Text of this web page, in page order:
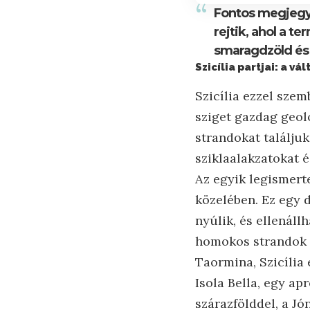
Fontos
rejtik, ahol a
smaragdzöld
Szicília partjai: a
Szicília ezzel
sziget gazdag
strandokat
sziklaalakzatokat
Az egyik
közelében. Ez egy
nyúlik, és
homokos
Taormina, Szicília
Isola Bella, egy
szárazfölddel, a